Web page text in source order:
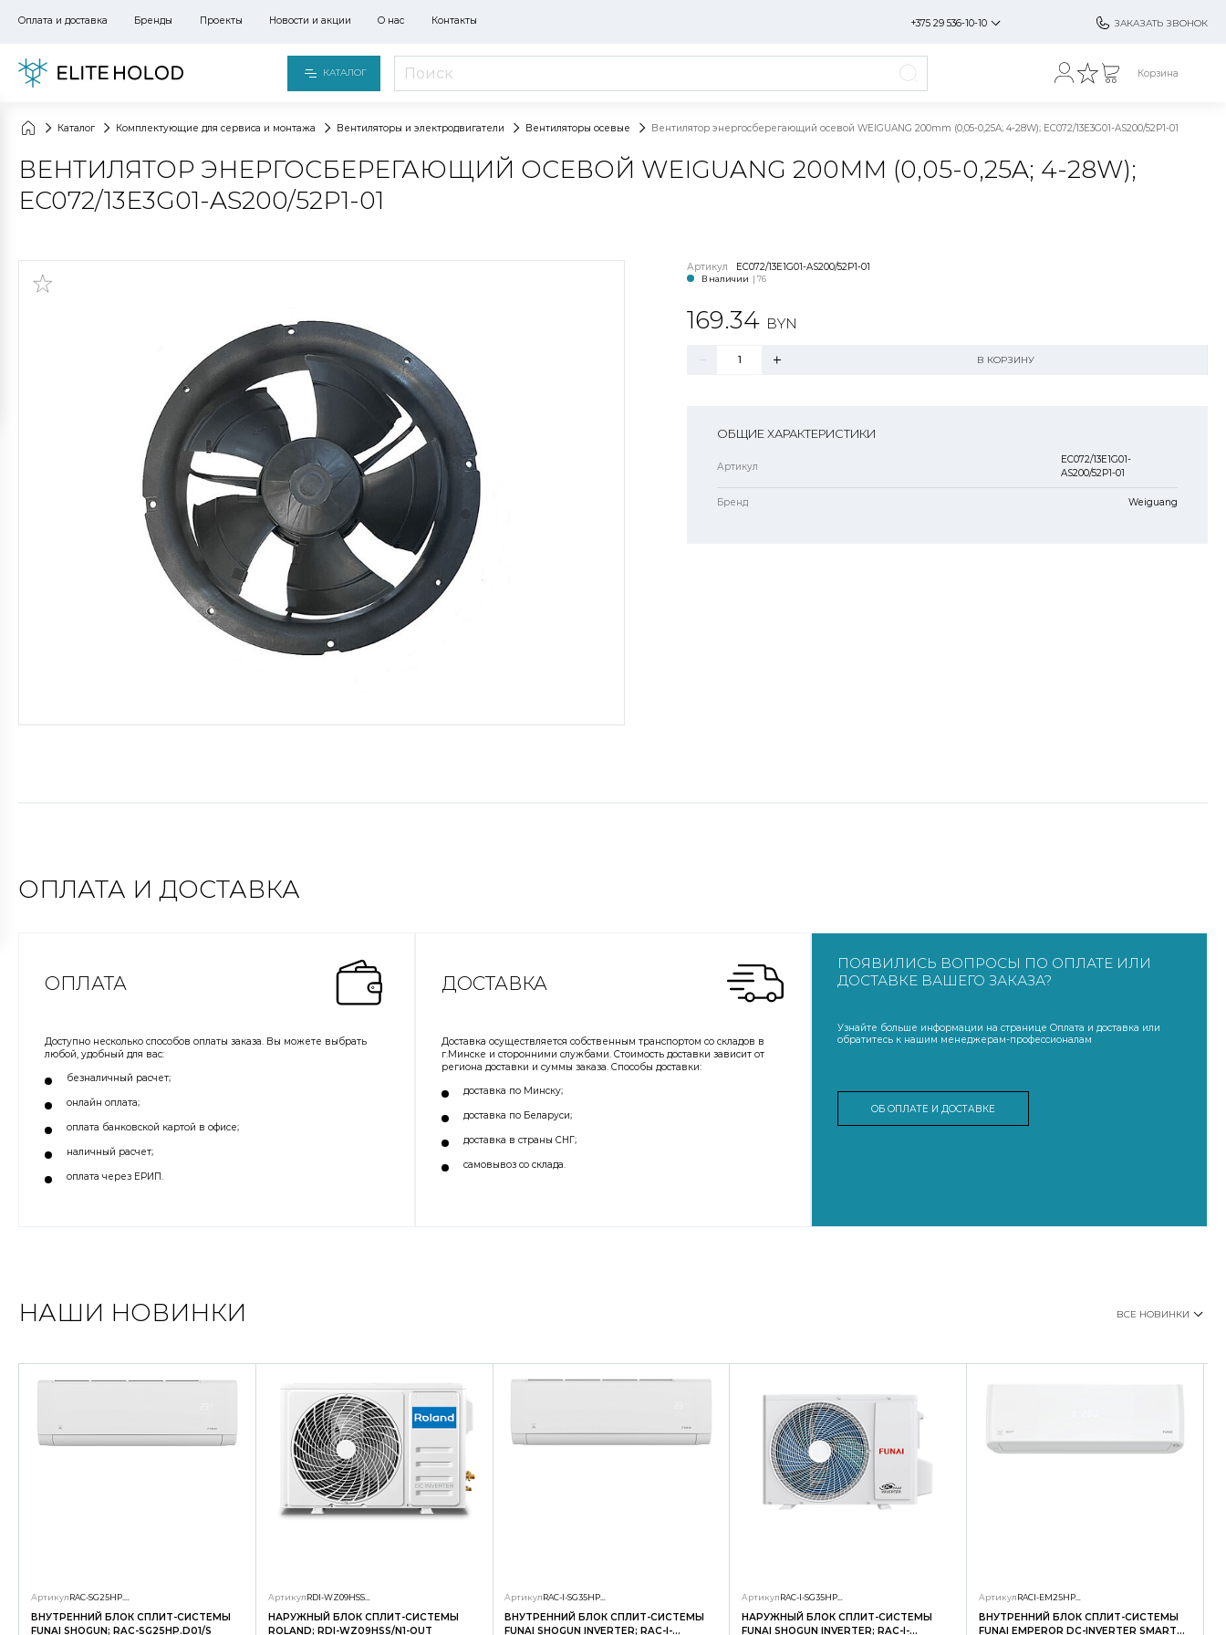
Оплата и доставка Бренды Проекты Новости и акции О нас Контакты +375 29 536-10-10 ЗАКАЗАТЬ ЗВОНОК
КАТАЛОГ Корзина
Каталог Комплектующие для сервиса и монтажа Вентиляторы и электродвигатели Вентиляторы осевые Вентилятор энергосберегающий осевой WEIGUANG 200mm (0,05-0,25A; 4-28W); EC072/13E3G01-AS200/52P1-01
ВЕНТИЛЯТОР ЭНЕРГОСБЕРЕГАЮЩИЙ ОСЕВОЙ WEIGUANG 200MM (0,05-0,25A; 4-28W);
EC072/13E3G01-AS200/52P1-01
Артикул EC072/13E1G01-AS200/52P1-01
В наличии | 76
169.34 BYN
В КОРЗИНУ
ОБЩИЕ ХАРАКТЕРИСТИКИ
Артикул
EC072/13E1G01-
AS200/52P1-01
Бренд Weiguang
ОПЛАТА И ДОСТАВКА
ОПЛАТА
Доступно несколько способов оплаты заказа. Вы можете выбрать
любой, удобный для вас:
безналичный расчет;
онлайн оплата;
оплата банковской картой в офисе;
наличный расчет;
оплата через ЕРИП.
ДОСТАВКА
Доставка осуществляется собственным транспортом со складов в
г.Минске и сторонними службами. Стоимость доставки зависит от
региона доставки и суммы заказа. Способы доставки:
доставка по Минску;
доставка по Беларуси;
доставка в страны СНГ;
самовывоз со склада.
ПОЯВИЛИСЬ ВОПРОСЫ ПО ОПЛАТЕ ИЛИ
ДОСТАВКЕ ВАШЕГО ЗАКАЗА?
Узнайте больше информации на странице Оплата и доставка или
обратитесь к нашим менеджерам-профессионалам
ОБ ОПЛАТЕ И ДОСТАВКЕ
НАШИ НОВИНКИ ВСЕ НОВИНКИ
Артикул
ВНУТРЕННИЙ БЛОК СПЛИТ-СИСТЕМЫ
FUNAI SHOGUN; RAC-SG25HP.D01/S
Артикул RDI-WZ09HSS/N1-OUT
НАРУЖНЫЙ БЛОК СПЛИТ-СИСТЕМЫ
ROLAND; RDI-WZ09HSS/N1-OUT
Артикул
ВНУТРЕННИЙ БЛОК СПЛИТ-СИСТЕМЫ
FUNAI SHOGUN INVERTER; RAC-I-
Артикул
НАРУЖНЫЙ БЛОК СПЛИТ-СИСТЕМЫ
FUNAI SHOGUN INVERTER; RAC-I-
Артикул RACI-EM25HP.D04/S
ВНУТРЕННИЙ БЛОК СПЛИТ-СИСТЕМЫ
FUNAI EMPEROR DC-INVERTER SMART